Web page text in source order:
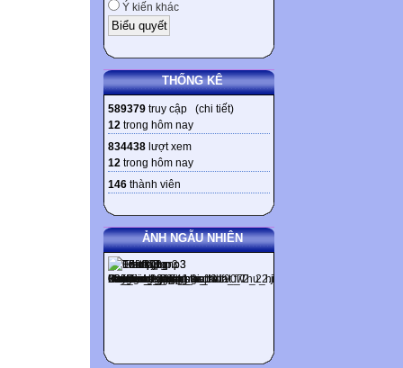
Ý kiến khác
THỐNG KÊ
589379 truy cập (chi tiết)
12 trong hôm nay
834438 lượt xem
12 trong hôm nay
146 thành viên
ẢNH NGẪU NHIÊN